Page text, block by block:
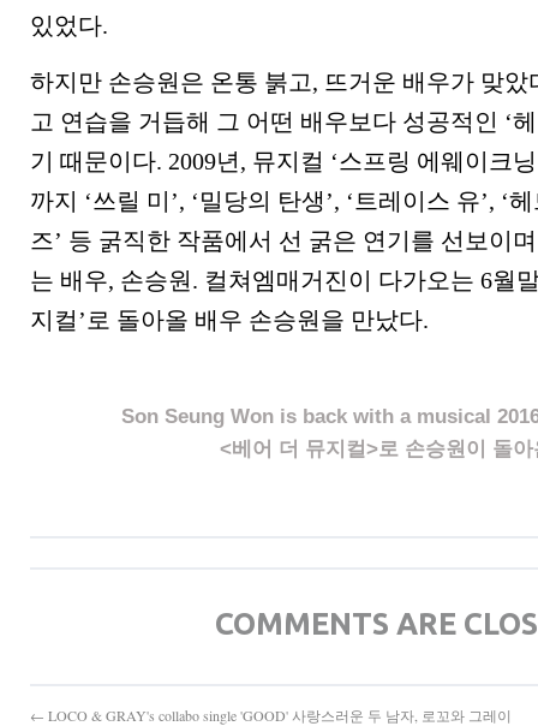
있었다.
하지만 손승원은 온통 붉고, 뜨거운 배우가 맞았
고 연습을 거듭해 그 어떤 배우보다 성공적인 ‘
기 때문이다. 2009년, 뮤지컬 ‘스프링 에웨이크
까지 ‘쓰릴 미’, ‘밀당의 탄생’, ‘트레이스 유’, ‘
즈’ 등 굵직한 작품에서 선 굵은 연기를 선보이
는 배우, 손승원. 컬쳐엠매거진이 다가오는 6월
지컬’로 돌아올 배우 손승원을 만났다.
Son Seung Won is back with a musical
<베어 더 뮤지컬>로 손승원이 돌아
COMMENTS ARE
← LOCO & GRAY's collabo single 'GOOD' 사랑스러운 두 남자, 로꼬와 그레이